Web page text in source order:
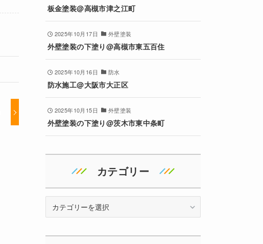
板金塗装@高槻市津之江町
2025年10月17日 外壁塗装
外壁塗装の下塗り@高槻市東五百住
2025年10月16日 防水
防水施工@大阪市大正区
2025年10月15日 外壁塗装
外壁塗装の下塗り@茨木市東中条町
カテゴリー
リ